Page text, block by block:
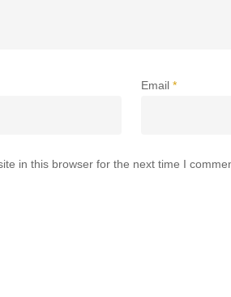
Email *
in this browser for the next time I